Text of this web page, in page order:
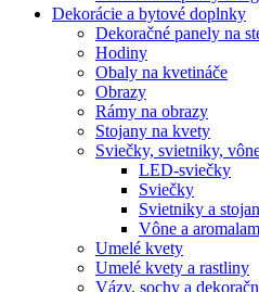
Dekorácie a bytové doplnky
Dekoračné panely na
Hodiny
Obaly na kvetináče
Obrazy
Rámy na obrazy
Stojany na kvety
Sviečky, svietniky,
LED-sviečky
Sviečky
Svietniky a
Vône a
Umelé kvety
Umelé kvety a rastliny
Vázy, sochy a